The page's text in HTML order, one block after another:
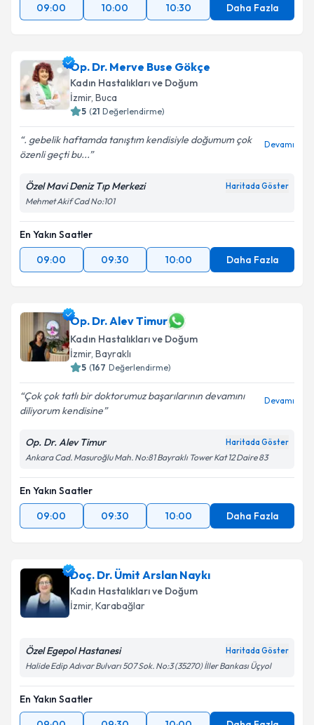
09:00
10:00 10:30 Daha Fazla
Op. Dr. Merve Buse Gökçe
Kadın Hastalıkları ve Doğum
İzmir, Buca
5 (21 Değerlendirme)
. gebelik haftamda tanıştım kendisiyle doğumum çok
özenli geçti bu...
Devamı
Özel Mavi Deniz Tıp Merkezi Haritada Göster
Mehmet Akif Cad No:101
En Yakın Saatler
09:00
09:30 10:00 Daha Fazla
Op. Dr. Alev Timur
Kadın Hastalıkları ve Doğum
İzmir, Bayraklı
5 (167 Değerlendirme)
Çok çok tatlı bir doktorumuz başarılarının devamını
diliyorum kendisine
Devamı
Op. Dr. Alev Timur Haritada Göster
Ankara Cad. Masuroğlu Mah. No:81 Bayraklı Tower Kat 12 Daire 83
En Yakın Saatler
09:00
09:30 10:00 Daha Fazla
Doç. Dr. Ümit Arslan Naykı
Kadın Hastalıkları ve Doğum
İzmir, Karabağlar
Özel Egepol Hastanesi Haritada Göster
Halide Edip Adıvar Bulvarı 507 Sok. No:3 (35270) İller Bankası Üçyol
En Yakın Saatler